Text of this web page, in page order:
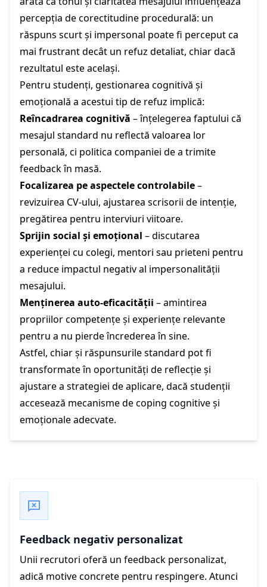
percepția de corectitudine procedurală: un
răspuns scurt și impersonal poate fi perceput ca
mai frustrant decât un refuz detaliat, chiar dacă
rezultatul este același.
Pentru studenți, gestionarea cognitivă și
emoțională a acestui tip de refuz implică:
Reîncadrarea cognitivă – înțelegerea faptului că
mesajul standard nu reflectă valoarea lor
personală, ci politica companiei de a trimite
feedback în masă.
Focalizarea pe aspectele controlabile–
revizuirea CV-ului, ajustarea scrisorii de intenție,
pregătirea pentru interviuri viitoare.
Sprijin social și emoțional – discutarea
experienței cu colegi, mentori sau prieteni pentru
a reduce impactul negativ al impersonalității
mesajului.
Menținerea auto-eficacității – amintirea
propriilor competențe și experiențe relevante
pentru a nu pierde încrederea în sine.
Astfel, chiar și răspunsurile standard pot fi
transformate în oportunități de reflecție și
ajustare a strategiei de aplicare, dacă studenții
accesează mecanisme de coping cognitive și
emoționale adecvate.
Feedback negativ personalizat
Unii recrutori oferă un feedback personalizat,
adică motive concrete pentru respingere. Atunci